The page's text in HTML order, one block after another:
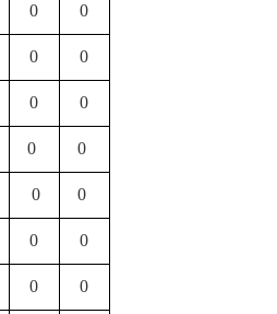
0 0
0 0
0 0
0 0
0 0
0 0
0 0